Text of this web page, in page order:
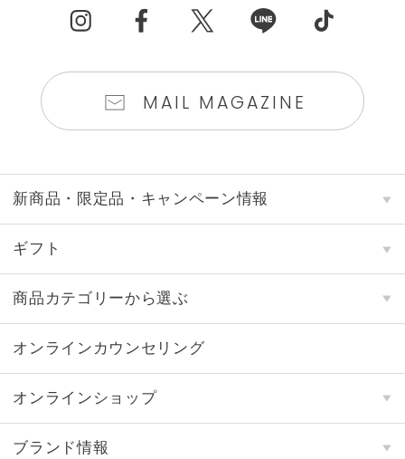
MAIL MAGAZINE
新商品・限定品・キャンペーン情報
ギフト
商品カテゴリーから選ぶ
オンラインカウンセリング
オンラインショップ
ブランド情報